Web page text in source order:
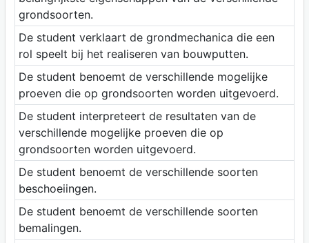
grondsoorten.
De student verklaart de grondmechanica die een
rol speelt bij het realiseren van bouwputten.
De student benoemt de verschillende mogelijke
proeven die op grondsoorten worden uitgevoerd.
De student interpreteert de resultaten van de
verschillende mogelijke proeven die op
grondsoorten worden uitgevoerd.
De student benoemt de verschillende soorten
beschoeiingen.
De student benoemt de verschillende soorten
bemalingen.